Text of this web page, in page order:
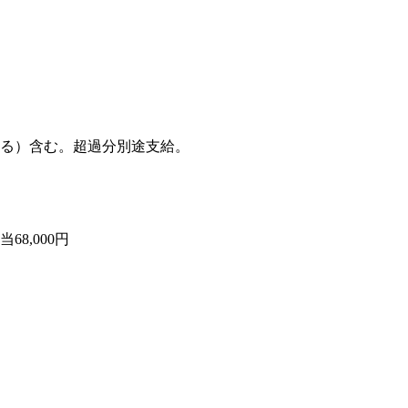
）含む。超過分別途支給。
68,000円